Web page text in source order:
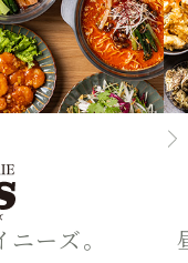
ーズ。